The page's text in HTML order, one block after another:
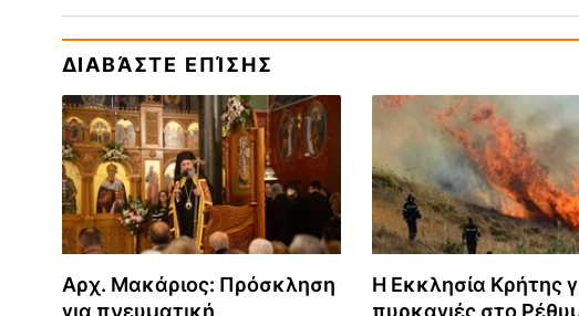
ΔΙΑΒΆΣΤΕ ΕΠΊΣΗΣ
Αρχ. Μακάριος: Πρόσκληση
για πνευματική
Η Εκκλησία Κρήτης
πυρκαγιές στο